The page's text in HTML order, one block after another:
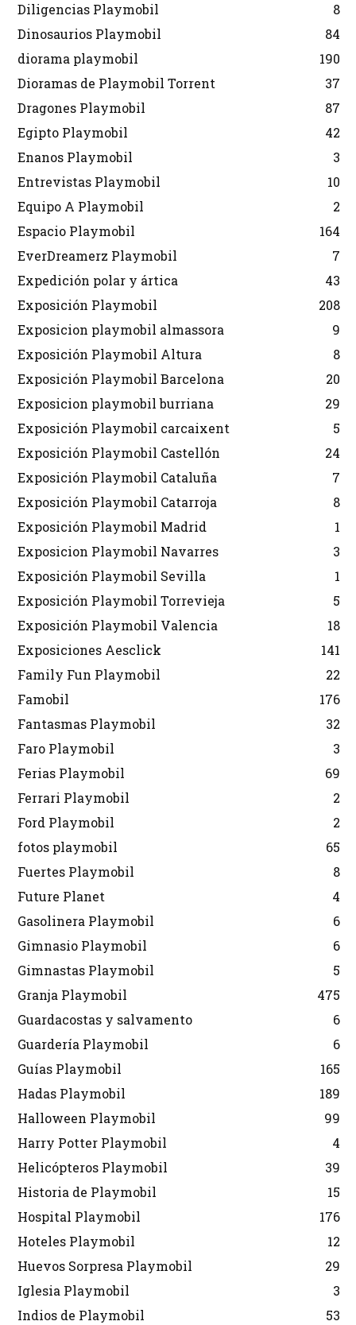
Diligencias Playmobil
8
Dinosaurios Playmobil
84
diorama playmobil
190
Dioramas de Playmobil Torrent
37
Dragones Playmobil
87
Egipto Playmobil
42
Enanos Playmobil
3
Entrevistas Playmobil
10
Equipo A Playmobil
2
Espacio Playmobil
164
EverDreamerz Playmobil
7
Expedición polar y ártica
43
Exposición Playmobil
208
Exposicion playmobil almassora
9
Exposición Playmobil Altura
8
Exposición Playmobil Barcelona
20
Exposicion playmobil burriana
29
Exposición Playmobil carcaixent
5
Exposición Playmobil Castellón
24
Exposición Playmobil Cataluña
7
Exposición Playmobil Catarroja
8
Exposición Playmobil Madrid
1
Exposicion Playmobil Navarres
3
Exposición Playmobil Sevilla
1
Exposición Playmobil Torrevieja
5
Exposición Playmobil Valencia
18
Exposiciones Aesclick
141
Family Fun Playmobil
22
Famobil
176
Fantasmas Playmobil
32
Faro Playmobil
3
Ferias Playmobil
69
Ferrari Playmobil
2
Ford Playmobil
2
fotos playmobil
65
Fuertes Playmobil
8
Future Planet
4
Gasolinera Playmobil
6
Gimnasio Playmobil
6
Gimnastas Playmobil
5
Granja Playmobil
475
Guardacostas y salvamento
6
Guardería Playmobil
6
Guías Playmobil
165
Hadas Playmobil
189
Halloween Playmobil
99
Harry Potter Playmobil
4
Helicópteros Playmobil
39
Historia de Playmobil
15
Hospital Playmobil
176
Hoteles Playmobil
12
Huevos Sorpresa Playmobil
29
Iglesia Playmobil
3
Indios de Playmobil
53